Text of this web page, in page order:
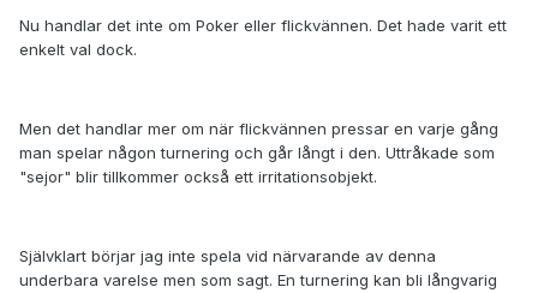
Nu handlar det inte om Poker eller flickvännen. Det hade varit ett
enkelt val dock.
Men det handlar mer om när flickvännen pressar en varje gång
man spelar någon turnering och går långt i den. Uttråkade som
"sejor" blir tillkommer också ett irritationsobjekt.
Självklart börjar jag inte spela vid närvarande av denna
underbara varelse men som sagt. En turnering kan bli långvarig